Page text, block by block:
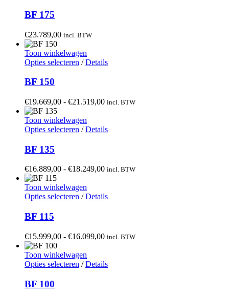
productpagina
BF 175
€23.789,00 incl. BTW
Toon winkelwagen
Opties selecteren Dit
variaties.
Deze
optie
kan
gekozen
productpagina
/ Details
BF 150
€19.669,00 - €21.519,00Prijsklasse:
€21.519,00
incl. BTW
Toon winkelwagen
Opties selecteren Dit
variaties.
Deze
optie
kan
gekozen
productpagina
/ Details
BF 135
€16.889,00 - €18.249,00Prijsklasse:
€18.249,00
incl. BTW
Toon winkelwagen
Opties selecteren Dit
variaties.
Deze
optie
kan
gekozen
/ Details
BF 115
€15.999,00 - €16.099,00Prijsklasse:
€16.099,00
incl. BTW
Toon winkelwagen
Opties selecteren Dit
/ Details
BF 100